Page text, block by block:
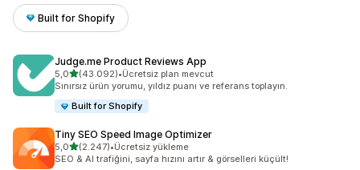
Built for Shopify
Judge.me Product Reviews App
5,05 yıldız üzerinden
(43.092)
toplam 43092 değerlendirme
•Ücretsiz plan mevcut
Sınırsız ürün yorumu, yıldız puanı ve referans toplayın.
Built for Shopify
Tiny SEO Speed Image Optimizer
5,05 yıldız üzerinden
(2.247)
toplam 2247 değerlendirme
•Ücretsiz yükleme
SEO & AI trafiğini, sayfa hızını artır & görselleri küçült!